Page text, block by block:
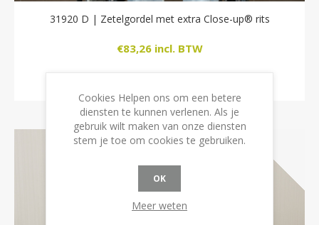
31920 D | Zetelgordel met extra Close-up® rits
€83,26 incl. BTW
Cookies Helpen ons om een betere
diensten te kunnen verlenen. Als je
gebruik wilt maken van onze diensten
stem je toe om cookies te gebruiken.
OK
Meer weten